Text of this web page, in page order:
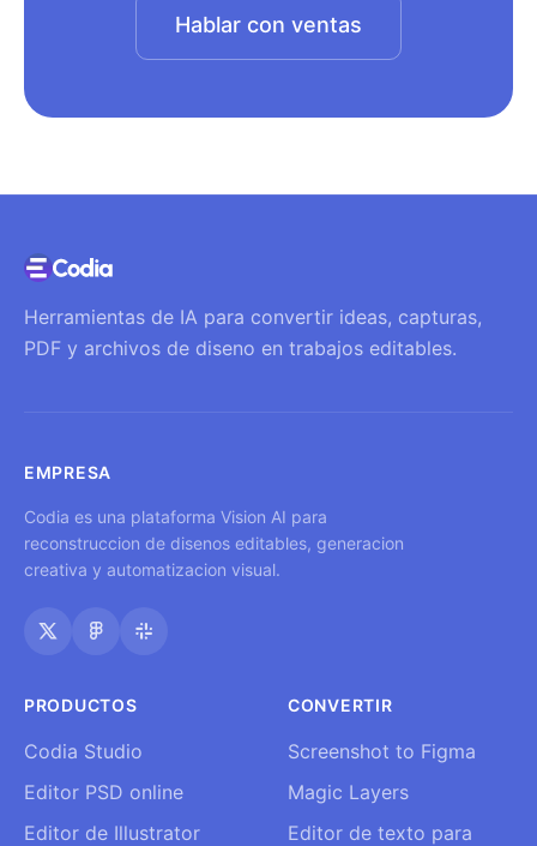
Hablar con ventas
Herramientas de IA para convertir ideas, capturas,
PDF y archivos de diseno en trabajos editables.
EMPRESA
Codia es una plataforma Vision AI para
reconstruccion de disenos editables, generacion
creativa y automatizacion visual.
PRODUCTOS
Codia Studio
Editor PSD online
Editor de Illustrator
CONVERTIR
Screenshot to Figma
Magic Layers
Editor de texto para